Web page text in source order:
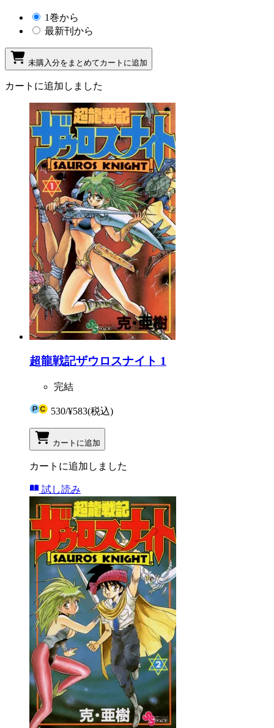
1巻から
最新刊から
未購入分をまとめてカートに追加
カートに追加しました
超龍戦記ザウロスナイト 1
完結
530/¥583(税込)
カートに追加
カートに追加しました
試し読み